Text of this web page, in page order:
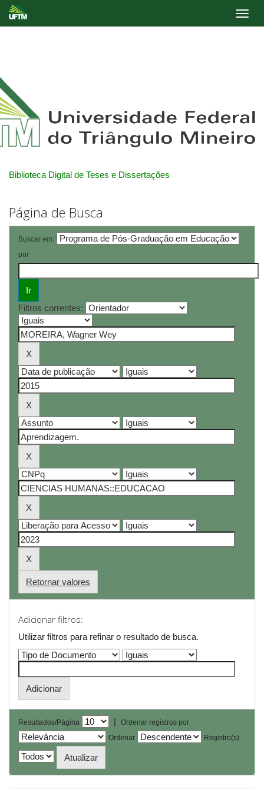
Biblioteca Digital de Teses e Dissertações
Página de Busca
Buscar em:
por
Filtros correntes:
Retornar valores
Adicionar filtros:
Utilizar filtros para refinar o resultado de busca.
Resultados/Página |
Ordenar registros por
Ordenar
Registro(s)